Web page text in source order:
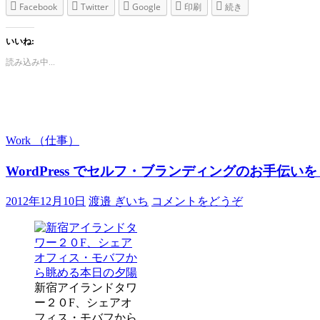
Facebook Twitter Google 印刷 続き
いいね:
読み込み中...
Work （仕事）
WordPress でセルフ・ブランディングのお手伝い
2012年12月10日 渡邉 ぎいち コメントをどうぞ
新宿アイランドタワ
ー２０F、シェアオ
フィス・モバフから